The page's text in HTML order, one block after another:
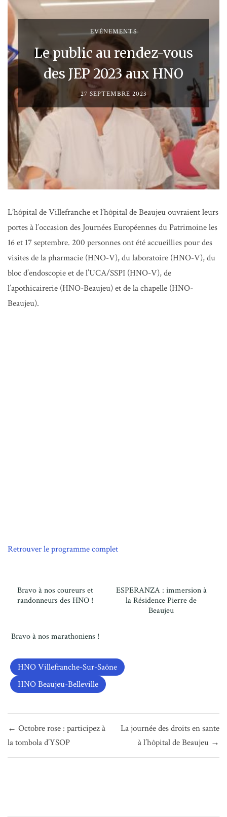
EVÉNEMENTS
Le public au rendez-vous
des JEP 2023 aux HNO
27 SEPTEMBRE 2023
L’hôpital de Villefranche et l’hôpital de Beaujeu ouvraient leurs
portes à l’occasion des Journées Européennes du Patrimoine les
16 et 17 septembre. 200 personnes ont été accueillies pour des
visites de la pharmacie (HNO-V), du laboratoire (HNO-V), du
bloc d’endoscopie et de l’UCA/SSPI (HNO-V), de
l’apothicairerie (HNO-Beaujeu) et de la chapelle (HNO-
Beaujeu).
Retrouver le programme complet
Bravo à nos coureurs et
randonneurs des HNO !
ESPERANZA : immersion à
la Résidence Pierre de
Beaujeu
Bravo à nos marathoniens !
HNO Villefranche-Sur-Saône
HNO Beaujeu-Belleville
de
l’article
← Octobre rose : participez à
la tombola d’YSOP
La journée des droits en sante
à l’hôpital de Beaujeu →